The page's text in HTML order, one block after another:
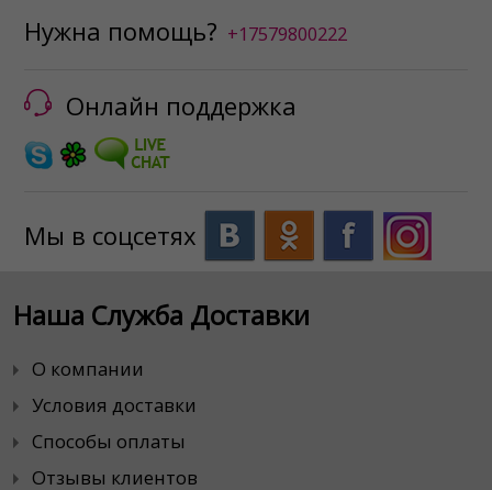
Нужна помощь? +17579800222
Онлайн поддержка
Мы в соцсетях
Наша Служба Доставки
О компании
Условия доставки
Способы оплаты
Отзывы клиентов